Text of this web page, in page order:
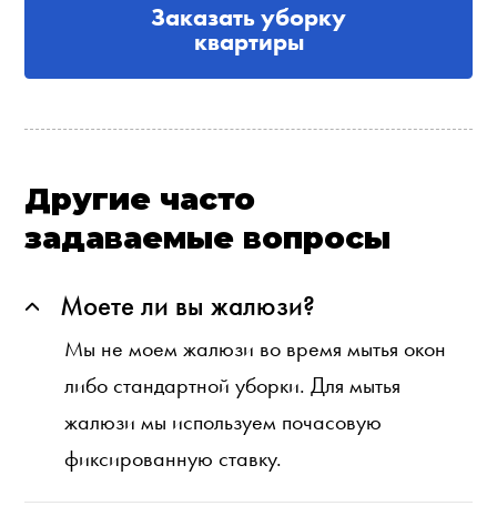
Заказать уборку
квартиры
Другие часто
задаваемые вопросы
Моете ли вы жалюзи?
Мы не моем жалюзи во время мытья окон
либо стандартной уборки. Для мытья
жалюзи мы используем почасовую
фиксированную ставку.